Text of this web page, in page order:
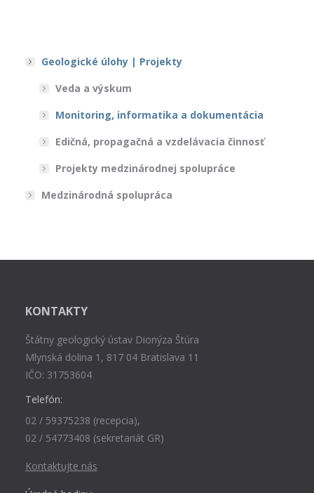
Geologické úlohy | Projekty
Veda a výskum
Monitoring, informatika a dokumentácia
Edičná, propagačná a vzdelávacia činnosť
Projekty medzinárodnej spolupráce
Medzinárodná spolupráca
KONTAKTY
Štátny geologický ústav Dionýza Štúra
Mlynská dolina 1, 817 04 Bratislava 11
IČO: 31753604
Telefón:
02 / 59375238 (recepcia),
02 / 54773408 (sekretariát GR)
Kontaktujte nás